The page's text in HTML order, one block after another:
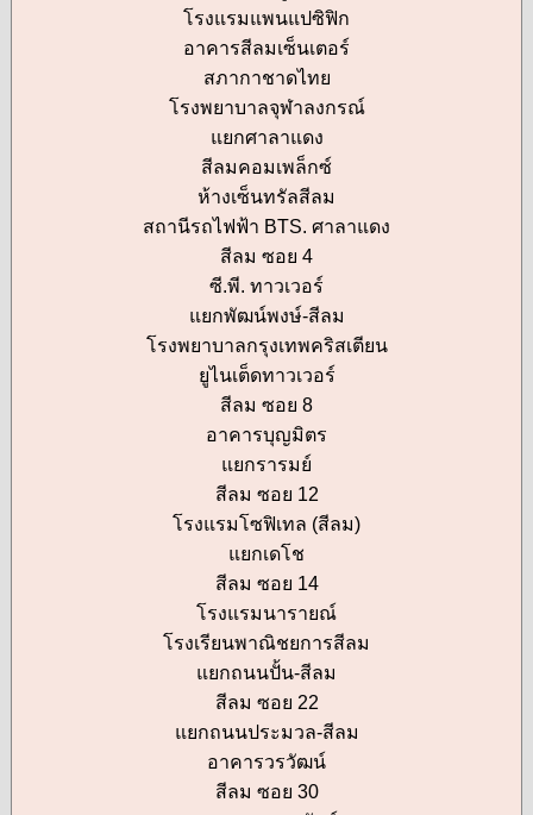
โรงแรมแพนแปซิฟิก
อาคารสีลมเซ็นเตอร์
สภากาชาดไทย
โรงพยาบาลจุฬาลงกรณ์
แยกศาลาแดง
สีลมคอมเพล็กซ์
ห้างเซ็นทรัลสีลม
สถานีรถไฟฟ้า BTS. ศาลาแดง
สีลม ซอย 4
ซี.พี. ทาวเวอร์
แยกพัฒน์พงษ์-สีลม
โรงพยาบาลกรุงเทพคริสเตียน
ยูไนเต็ดทาวเวอร์
สีลม ซอย 8
อาคารบุญมิตร
แยกรารมย์
สีลม ซอย 12
โรงแรมโซฟิเทล (สีลม)
แยกเดโช
สีลม ซอย 14
โรงแรมนารายณ์
โรงเรียนพาณิชยการสีลม
แยกถนนปั้น-สีลม
สีลม ซอย 22
แยกถนนประมวล-สีลม
อาคารวรวัฒน์
สีลม ซอย 30